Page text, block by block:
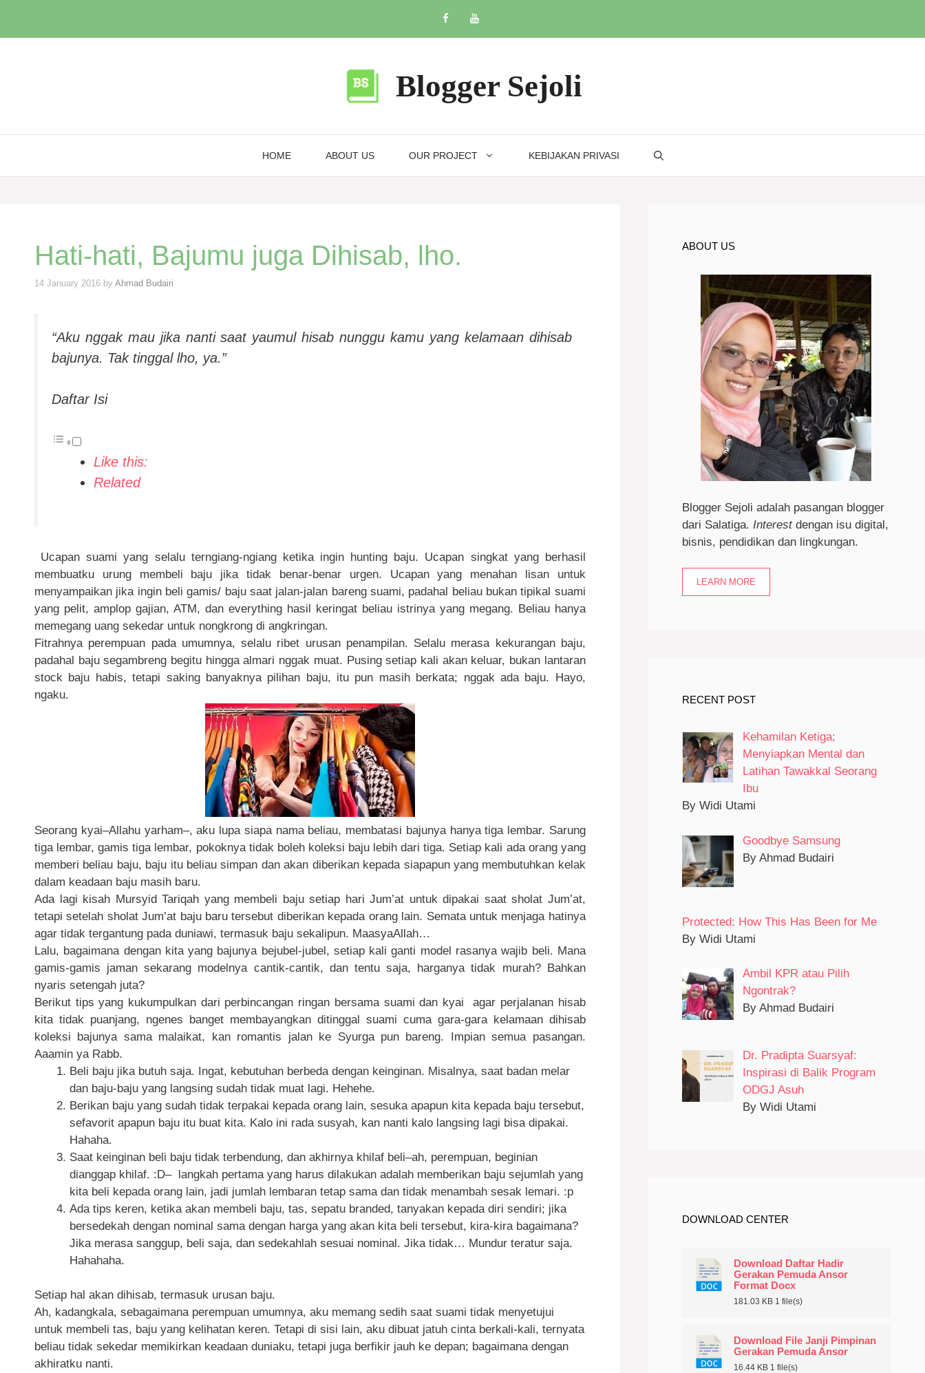
content
Blogger Sejoli
HOME ABOUT US OUR PROJECT KEBIJAKAN PRIVASI
Hati-hati, Bajumu juga Dihisab, lho.
14 January 2016 by Ahmad Budairi
“Aku nggak mau jika nanti saat yaumul hisab nunggu kamu yang kelamaan dihisab
bajunya. Tak tinggal lho, ya.”
Daftar Isi
Like this:
Related
Ucapan suami yang selalu terngiang-ngiang ketika ingin hunting baju. Ucapan singkat yang berhasil
membuatku urung membeli baju jika tidak benar-benar urgen. Ucapan yang menahan lisan untuk
menyampaikan jika ingin beli gamis/ baju saat jalan-jalan bareng suami, padahal beliau bukan tipikal suami
yang pelit, amplop gajian, ATM, dan everything hasil keringat beliau istrinya yang megang. Beliau hanya
memegang uang sekedar untuk nongkrong di angkringan.
Fitrahnya perempuan pada umumnya, selalu ribet urusan penampilan. Selalu merasa kekurangan baju,
padahal baju segambreng begitu hingga almari nggak muat. Pusing setiap kali akan keluar, bukan lantaran
stock baju habis, tetapi saking banyaknya pilihan baju, itu pun masih berkata; nggak ada baju. Hayo,
ngaku.
Seorang kyai–Allahu yarham–, aku lupa siapa nama beliau, membatasi bajunya hanya tiga lembar. Sarung
tiga lembar, gamis tiga lembar, pokoknya tidak boleh koleksi baju lebih dari tiga. Setiap kali ada orang yang
memberi beliau baju, baju itu beliau simpan dan akan diberikan kepada siapapun yang membutuhkan kelak
dalam keadaan baju masih baru.
Ada lagi kisah Mursyid Tariqah yang membeli baju setiap hari Jum’at untuk dipakai saat sholat Jum’at,
tetapi setelah sholat Jum’at baju baru tersebut diberikan kepada orang lain. Semata untuk menjaga hatinya
agar tidak tergantung pada duniawi, termasuk baju sekalipun. MaasyaAllah…
Lalu, bagaimana dengan kita yang bajunya bejubel-jubel, setiap kali ganti model rasanya wajib beli. Mana
gamis-gamis jaman sekarang modelnya cantik-cantik, dan tentu saja, harganya tidak murah? Bahkan
nyaris setengah juta?
Berikut tips yang kukumpulkan dari perbincangan ringan bersama suami dan kyai agar perjalanan hisab
kita tidak puanjang, ngenes banget membayangkan ditinggal suami cuma gara-gara kelamaan dihisab
koleksi bajunya sama malaikat, kan romantis jalan ke Syurga pun bareng. Impian semua pasangan.
Aaamin ya Rabb.
Beli baju jika butuh saja. Ingat, kebutuhan berbeda dengan keinginan. Misalnya, saat badan melar
dan baju-baju yang langsing sudah tidak muat lagi. Hehehe.
Berikan baju yang sudah tidak terpakai kepada orang lain, sesuka apapun kita kepada baju tersebut,
sefavorit apapun baju itu buat kita. Kalo ini rada susyah, kan nanti kalo langsing lagi bisa dipakai.
Hahaha.
Saat keinginan beli baju tidak terbendung, dan akhirnya khilaf beli–ah, perempuan, beginian
dianggap khilaf. :D– langkah pertama yang harus dilakukan adalah memberikan baju sejumlah yang
kita beli kepada orang lain, jadi jumlah lembaran tetap sama dan tidak menambah sesak lemari. :p
Ada tips keren, ketika akan membeli baju, tas, sepatu branded, tanyakan kepada diri sendiri; jika
bersedekah dengan nominal sama dengan harga yang akan kita beli tersebut, kira-kira bagaimana?
Jika merasa sanggup, beli saja, dan sedekahlah sesuai nominal. Jika tidak… Mundur teratur saja.
Hahahaha.
Setiap hal akan dihisab, termasuk urusan baju.
Ah, kadangkala, sebagaimana perempuan umumnya, aku memang sedih saat suami tidak menyetujui
untuk membeli tas, baju yang kelihatan keren. Tetapi di sisi lain, aku dibuat jatuh cinta berkali-kali, ternyata
beliau tidak sekedar memikirkan keadaan duniaku, tetapi juga berfikir jauh ke depan; bagaimana dengan
akhiratku nanti.
ABOUT US
Blogger Sejoli adalah pasangan blogger
dari Salatiga. Interestdengan isu digital,
bisnis, pendidikan dan lingkungan.
LEARN MORE
RECENT POST
Kehamilan Ketiga;
Menyiapkan Mental dan
Latihan Tawakkal Seorang
Ibu
By Widi Utami
Goodbye Samsung
By Ahmad Budairi
Protected: How This Has Been for Me
By Widi Utami
Ambil KPR atau Pilih
Ngontrak?
By Ahmad Budairi
Dr. Pradipta Suarsyaf:
Inspirasi di Balik Program
ODGJ Asuh
By Widi Utami
DOWNLOAD CENTER
Download Daftar Hadir
Gerakan Pemuda Ansor
Format Docx
181.03 KB 1 file(s)
Download File Janji Pimpinan
Gerakan Pemuda Ansor
16.44 KB 1 file(s)